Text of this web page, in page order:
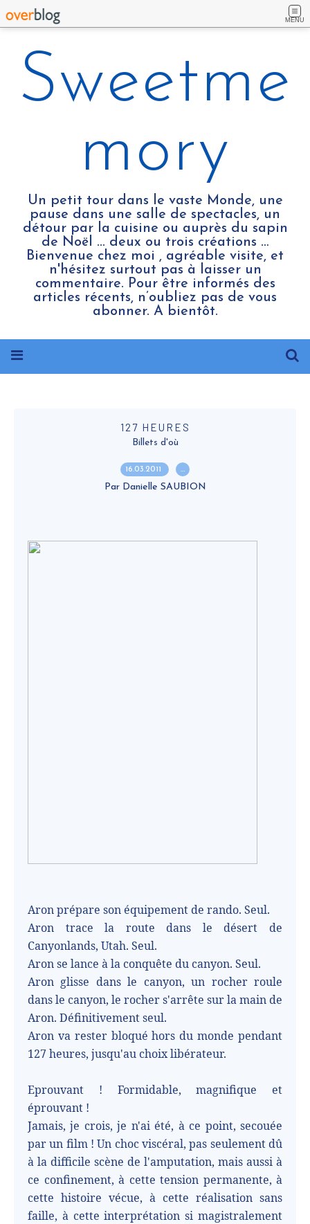
MENU
Sweetme
mory
Un petit tour dans le vaste Monde, une
pause dans une salle de spectacles, un
détour par la cuisine ou auprès du sapin
de Noël ... deux ou trois créations …
Bienvenue chez moi , agréable visite, et
n'hésitez surtout pas à laisser un
commentaire. Pour être informés des
articles récents, n’oubliez pas de vous
abonner. A bientôt.
127 HEURES
Billets d'où
16.03.2011 …
Par Danielle SAUBION
Aron prépare son équipement de rando. Seul.
Aron trace la route dans le désert de
Canyonlands, Utah. Seul.
Aron se lance à la conquête du canyon. Seul.
Aron glisse dans le canyon, un rocher roule
dans le canyon, le rocher s'arrête sur la main de
Aron. Définitivement seul.
Aron va rester bloqué hors du monde pendant
127 heures, jusqu'au choix libérateur.
Eprouvant ! Formidable, magnifique et
éprouvant !
Jamais, je crois, je n'ai été, à ce point, secouée
par un film ! Un choc viscéral, pas seulement dû
à la difficile scène de l'amputation, mais aussi à
ce confinement, à cette tension permanente, à
cette histoire vécue, à cette réalisation sans
faille, à cette interprétation si magistralement